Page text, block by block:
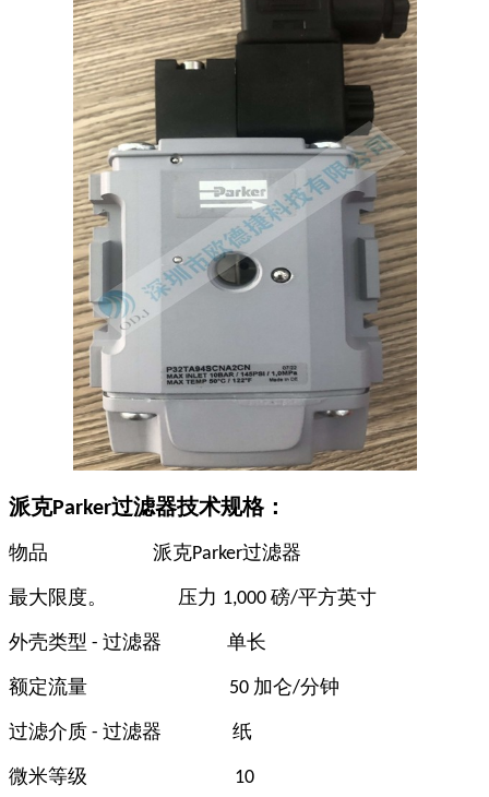
派克Parker过滤器技术规格：
物品 派克Parker过滤器
最大限度。 压力 1,000 磅/平方英寸
外壳类型 - 过滤器 单长
额定流量 50 加仑/分钟
过滤介质 - 过滤器 纸
微米等级 10